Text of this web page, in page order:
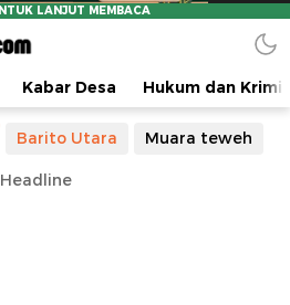
Kabar Desa Hukum dan
Barito Utara Muara teweh
Headline